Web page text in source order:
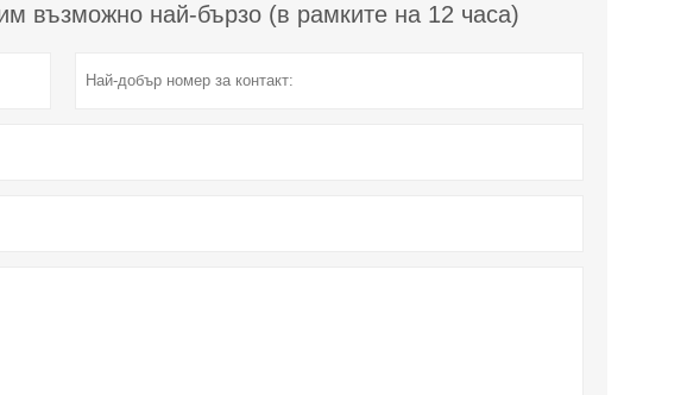
възможно най-бързо (в рамките на 12 часа)